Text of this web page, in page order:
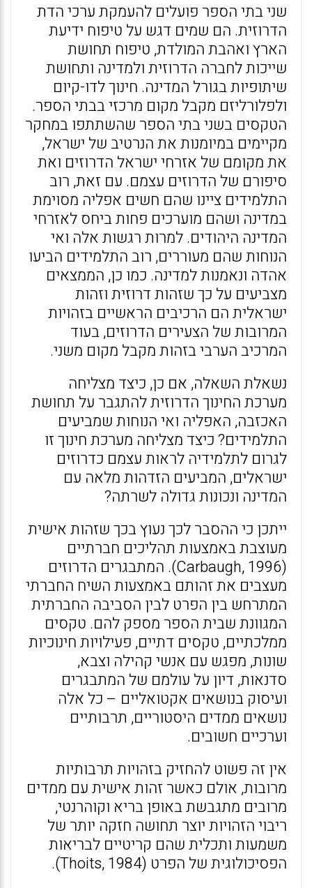
שני בתי הספר פועלים להעמקת ערכי הדת
הדרוזית. הם שמים דגש על טיפוח ידיעת
הארץ ואהבת המולדת, טיפוח תחושת
שייכות לחברה הדרוזית ולמדינה ותחושת
שיתופיות בגורל המדינה. חינוך לדו-קיום
ולפלורליזם מקבל מקום מרכזי בבתי הספר.
הטקסים בשני בתי הספר שהשתתפו במחקר
מקיימים במיומנות את הנרטיב של ישראל,
את מקומם של אזרחי ישראל הדרוזים ואת
סיפורם של הדרוזים עצמם. עם זאת, רוב
התלמידים ציינו שהם חשים אפליה מסוימת
במדינה ושהם מוערכים פחות ביחס לאזרחי
המדינה היהודים. למרות רגשות אלה ואי
הנוחות שהם מעוררים, רוב התלמידים הביעו
אהדה ונאמנות למדינה. כמו כן, הממצאים
מצביעים על כך שזהות דרוזית וזהות
ישראלית הם הרכיבים הראשיים בזהויות
המרובות של הצעירים הדרוזים, בעוד
המרכיב הערבי בזהות מקבל מקום משני.
נשאלת השאלה, אם כן, כיצד מצליחה
מערכת החינוך הדרוזית להתגבר על תחושת
האכזבה, האפליה ואי הנוחות שמביעים
התלמידים? כיצד מצליחה מערכת חינוך זו
לגרום לתלמידיה לראות עצמם כדרוזים
ישראלים, המביעים הזדהות מלאה עם
המדינה ונכונות גדולה לשרתה?
ייתכן כי ההסבר לכך נעוץ בכך שזהות אישית
מעוצבת באמצעות תהליכים חברתיים
(Carbaugh, 1996). המתבגרים הדרוזים
מעצבים את זהותם באמצעות השיח החברתי
המתרחש בין הפרט לבין הסביבה החברתית
המגוונת שבית הספר מספק להם. טקסים
ממלכתיים, טקסים דתיים, פעילויות חינוכיות
שונות, מפגש עם אנשי קהילה וצבא,
סדנאות, דיון על עולמם של המתבגרים
ועיסוק בנושאים אקטואליים – כל אלה
נושאים ממדים היסטוריים, תרבותיים
וערכיים חשובים.
אין זה פשוט להחזיק בזהויות תרבותיות
מרובות, אולם כאשר זהות אישית עם ממדים
מרובים מתגבשת באופן בריא וקוהרנטי,
ריבוי הזהויות יוצר תחושה חזקה יותר של
משמעות ותכלית שהם קריטיים לבריאות
הפסיכולוגית של הפרט (Thoits, 1984).